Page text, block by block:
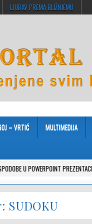
LJUBAV PREMA BLIŽNJEMU
– VRTIĆ MULTIMEDIJA
PREZENTACIJAMA
SUDOKU